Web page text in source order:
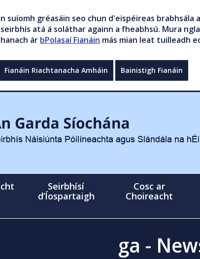
suíomh gréasáin seo chun d'eispéireas
atá á soláthar againn a fheabhsú. Mura
ár bPolasaí Fianáin más mian leat tuilleadh
Fianáin Riachtanacha Amháin Bainistigh Fianáin
Seirbhísí
d’Íospartaigh
Cosc ar
Choireacht
ga -